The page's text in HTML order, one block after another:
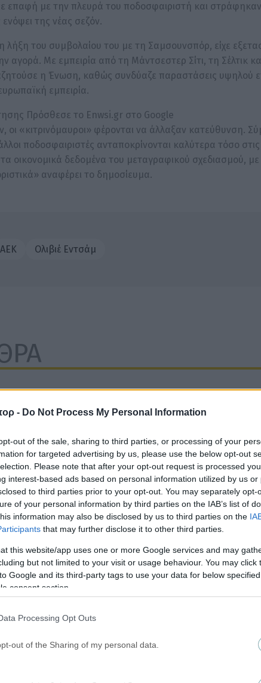
- Do Not Process My Personal Information
out of the sale, sharing to third parties, or processing of your
for targeted advertising by us, please use the below opt-out
Please note that after your opt-out request is processed
interest-based ads based on personal information utilized by us or
to third parties prior to your opt-out. You may separately opt-
of your personal information by third parties on the IAB’s list of
information may also be disclosed by us to third parties on the
that may further disclose it to other third parties.
this website/app uses one or more Google services and may
but not limited to your visit or usage behaviour. You may click
Google and its third-party tags to use your data for below
consent section.
Processing Opt Outs
out of the Sharing of my personal data.
επαφή με την πλευρά του ποδοσφαιριστή και
της νέας σεζόν.
λήξη του συμβολαίου του με τη Σαμσουνσπόρ, είχε
Με εμπειρία από τη Μάντσεστερ Σίτι, τη Σέλτικ
η Ένωση, καθώς συνδύαζε παραστάσεις υψηλού
εμπειρία.
Πρόσθεσε το Enwsi.gr στο Google
«κιτρινόμαυροι» φέρονται να άλλαξαν κατεύθυνση.
ποδοσφαιριστές ανταποκρίνονται καλύτερα τόσο στις
οικονομικά δεδομένα του μεταγραφικού σχεδιασμού, με
αναφέρει το δημοσίευμα.
ΑΕΚ Ολιβιέ Εντσάμ